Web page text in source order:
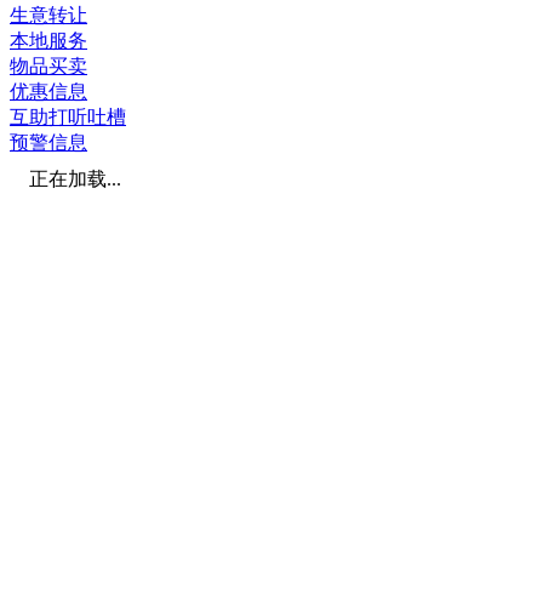
生意转让
本地服务
物品买卖
优惠信息
互助打听吐槽
预警信息
正在加载...